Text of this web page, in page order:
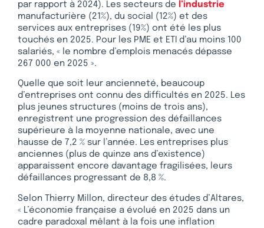
par rapport à 2024). Les secteurs de l’industrie
manufacturière (21%), du social (12%) et des
services aux entreprises (19%) ont été les plus
touchés en 2025. Pour les PME et ETI d’au moins 100
salariés, « le nombre d’emplois menacés dépasse
267 000 en 2025 ».
Quelle que soit leur ancienneté, beaucoup
d’entreprises ont connu des difficultés en 2025. Les
plus jeunes structures (moins de trois ans),
enregistrent une progression des défaillances
supérieure à la moyenne nationale, avec une
hausse de 7,2 % sur l’année. Les entreprises plus
anciennes (plus de quinze ans d’existence)
apparaissent encore davantage fragilisées, leurs
défaillances progressant de 8,8 %.
Selon Thierry Millon, directeur des études d’Altares,
« L’économie française a évolué en 2025 dans un
cadre paradoxal mêlant à la fois une inflation